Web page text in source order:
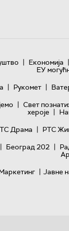
| Економија |
ЕУ
| Рукомет |
| Свет
хероје |
Драма | РТС
| Београд 202 |
| Јавне